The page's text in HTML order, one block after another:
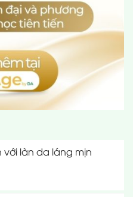
với làn da láng mịn